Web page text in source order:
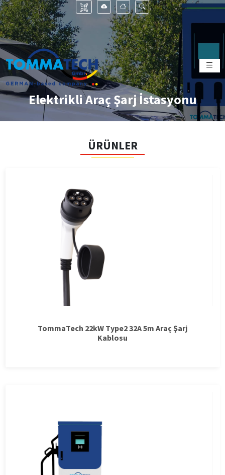
Elektrikli Araç Şarj İstasyonu
ÜRÜNLER
TommaTech 22kW Type2 32A 5m Araç Şarj
Kablosu